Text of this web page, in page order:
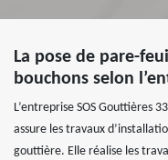
La pose de pare-
bouchons selon
L’entreprise SOS Gouttières
assure les travaux
gouttière. Elle réalise les